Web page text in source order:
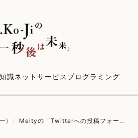
識ネットサービス プログラミング
) / Meityの「Twitterへの投稿フォーム」がちょっと便利になりました